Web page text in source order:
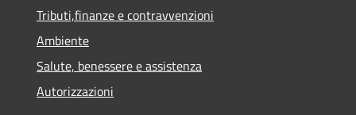
Tributi,finanze e contravvenzioni
Ambiente
Salute, benessere e assistenza
Autorizzazioni